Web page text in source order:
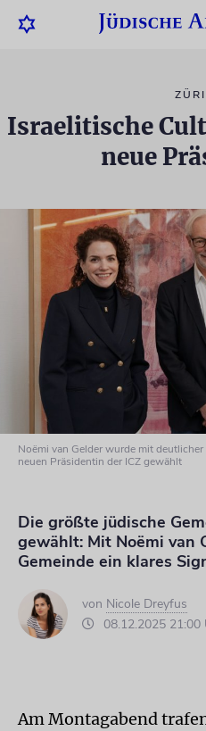
Israelitische
neue
Noëmi van Gelder wurde mit
neuen Präsidentin der ICZ gewählt
Die größte jüdische
gewählt: Mit Noëmi van
Gemeinde ein klares
von Nicole Dreyfus
08.12.2025 21:00
Am Montagabend